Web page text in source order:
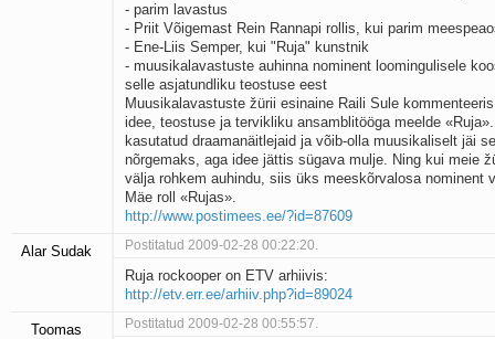
- parim lavastus
- Priit Võigemast Rein Rannapi rollis, kui parim
- Ene-Liis Semper, kui "Ruja" kunstnik
- muusikalavastuste auhinna nominent loomingulisele
selle asjatundliku teostuse eest
Muusikalavastuste žürii esinaine Raili Sule
idee, teostuse ja tervikliku ansamblitööga meelde
kasutatud draamanäitlejaid ja võib-olla muusikaliselt jäi
nõrgemaks, aga idee jättis sügava mulje. Ning kui meie
välja rohkem auhindu, siis üks mees­kõrvalosa nominent
Mäe roll «Rujas».
http://www.postimees.ee/?id=87609
Alar Sudak Postitatud 2009-02-28 00:22:20.
Ruja rockooper on ETV arhiivis:
http://etv.err.ee/arhiiv.php?id=89024
Toomas Postitatud 2009-02-28 00:55:57.